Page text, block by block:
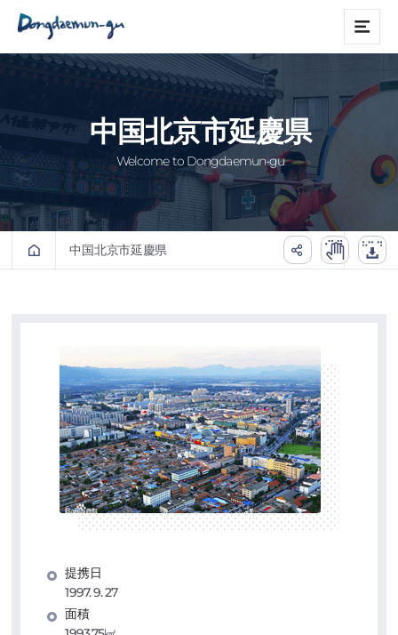
메
中国北京市延慶県
Welcome to Dongdaemun-gu
中国北京市延慶県
提携日
1997. 9. 27
面積